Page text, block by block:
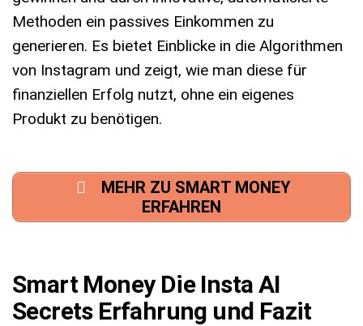
Methoden ein passives Einkommen zu
generieren. Es bietet Einblicke in die Algorithmen
von Instagram und zeigt, wie man diese für
finanziellen Erfolg nutzt, ohne ein eigenes
Produkt zu benötigen.
MEHR ZU SMART MONEY
ERFAHREN
Smart Money Die Insta AI
Secrets Erfahrung und Fazit